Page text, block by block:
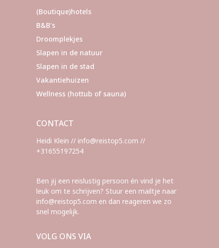
(Boutique)hotels
B&B's
Droomplekjes
Slapen in de natuur
Slapen in de stad
Vakantiehuizen
Wellness (hottub of sauna)
CONTACT
Heidi Klein // info@reistop5.com //
+31655197254
Ben jij een reislustig persoon én vind je het
leuk om te schrijven? Stuur een mailtje naar
info@reistop5.com en dan reageren we zo
snel mogelijk.
VOLG ONS VIA